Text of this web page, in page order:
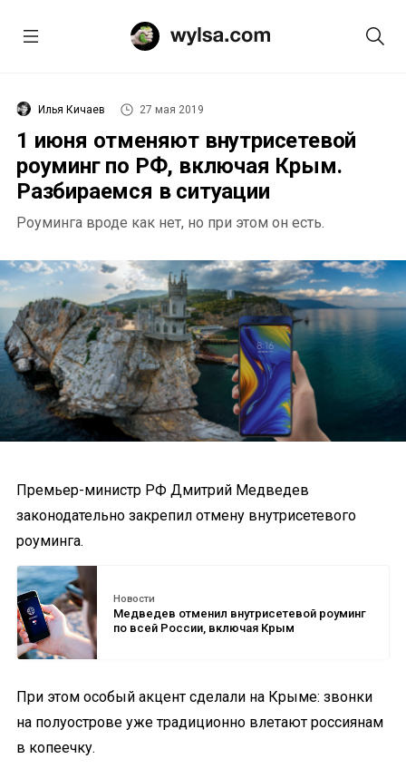
Илья Кичаев 27 мая 2019
1 июня отменяют внутрисетевой
роуминг по РФ, включая Крым.
Разбираемся в ситуации
Роуминга вроде как нет, но при этом он есть.
Премьер-министр РФ Дмитрий Медведев
законодательно закрепил отмену внутрисетевого
роуминга.
Новости
Медведев отменил внутрисетевой роуминг
по всей России, включая Крым
При этом особый акцент сделали на Крыме: звонки
на полуострове уже традиционно влетают россиянам
в копеечку.